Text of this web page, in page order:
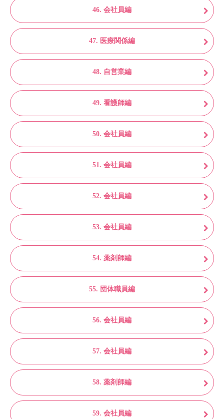
46. 会社員編
47. 医療関係編
48. 自営業編
49. 看護師編
50. 会社員編
51. 会社員編
52. 会社員編
53. 会社員編
54. 薬剤師編
55. 団体職員編
56. 会社員編
57. 会社員編
58. 薬剤師編
59. 会社員編